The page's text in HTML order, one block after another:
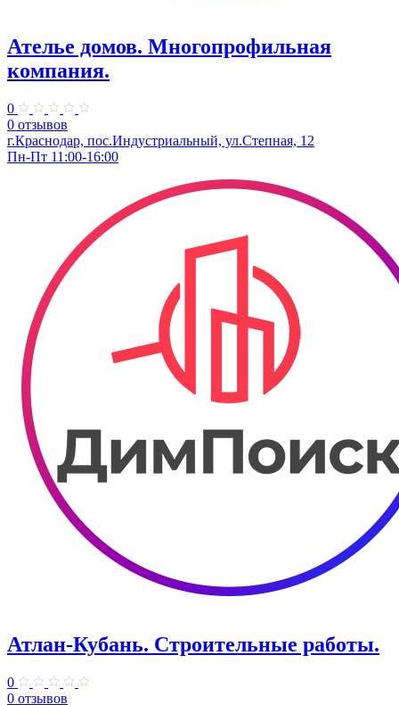
Ателье домов. Многопрофильная
компания.
0
0 отзывов
г.Краснодар, пос.Индустриальный, ул.Степная, 12
Пн-Пт 11:00-16:00
Атлан-Кубань. Строительные работы.
0
0 отзывов